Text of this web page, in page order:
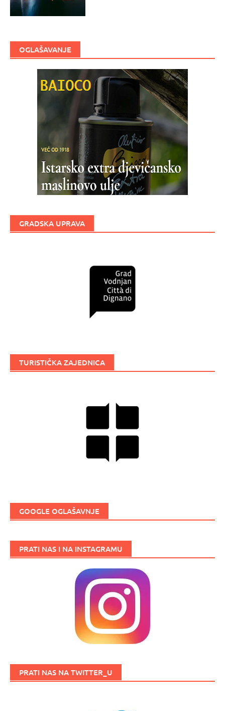
OGLAŠAVANJE
GRADSKA UPRAVA
TURISTIČKA ZAJEDNICA
GOOGLE OGLAŠAVNJE
PRATI NAS I NA INSTAGRAMU
PRATI NAS NA TWITTER_U